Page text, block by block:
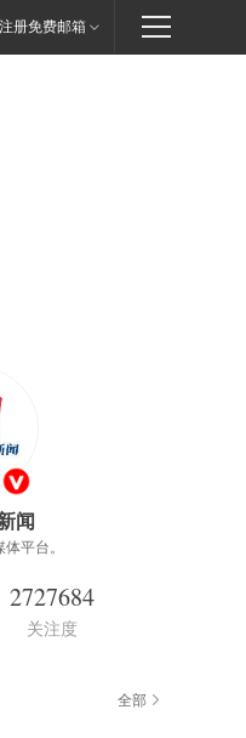
注册免费邮箱
闻
平台。
2727684
关注度
全部